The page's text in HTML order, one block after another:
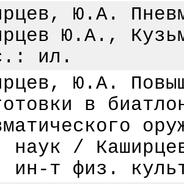
Ю.А.
Ю.А.,
ил.
Ю.А.
в
наук /
ин-т физ.